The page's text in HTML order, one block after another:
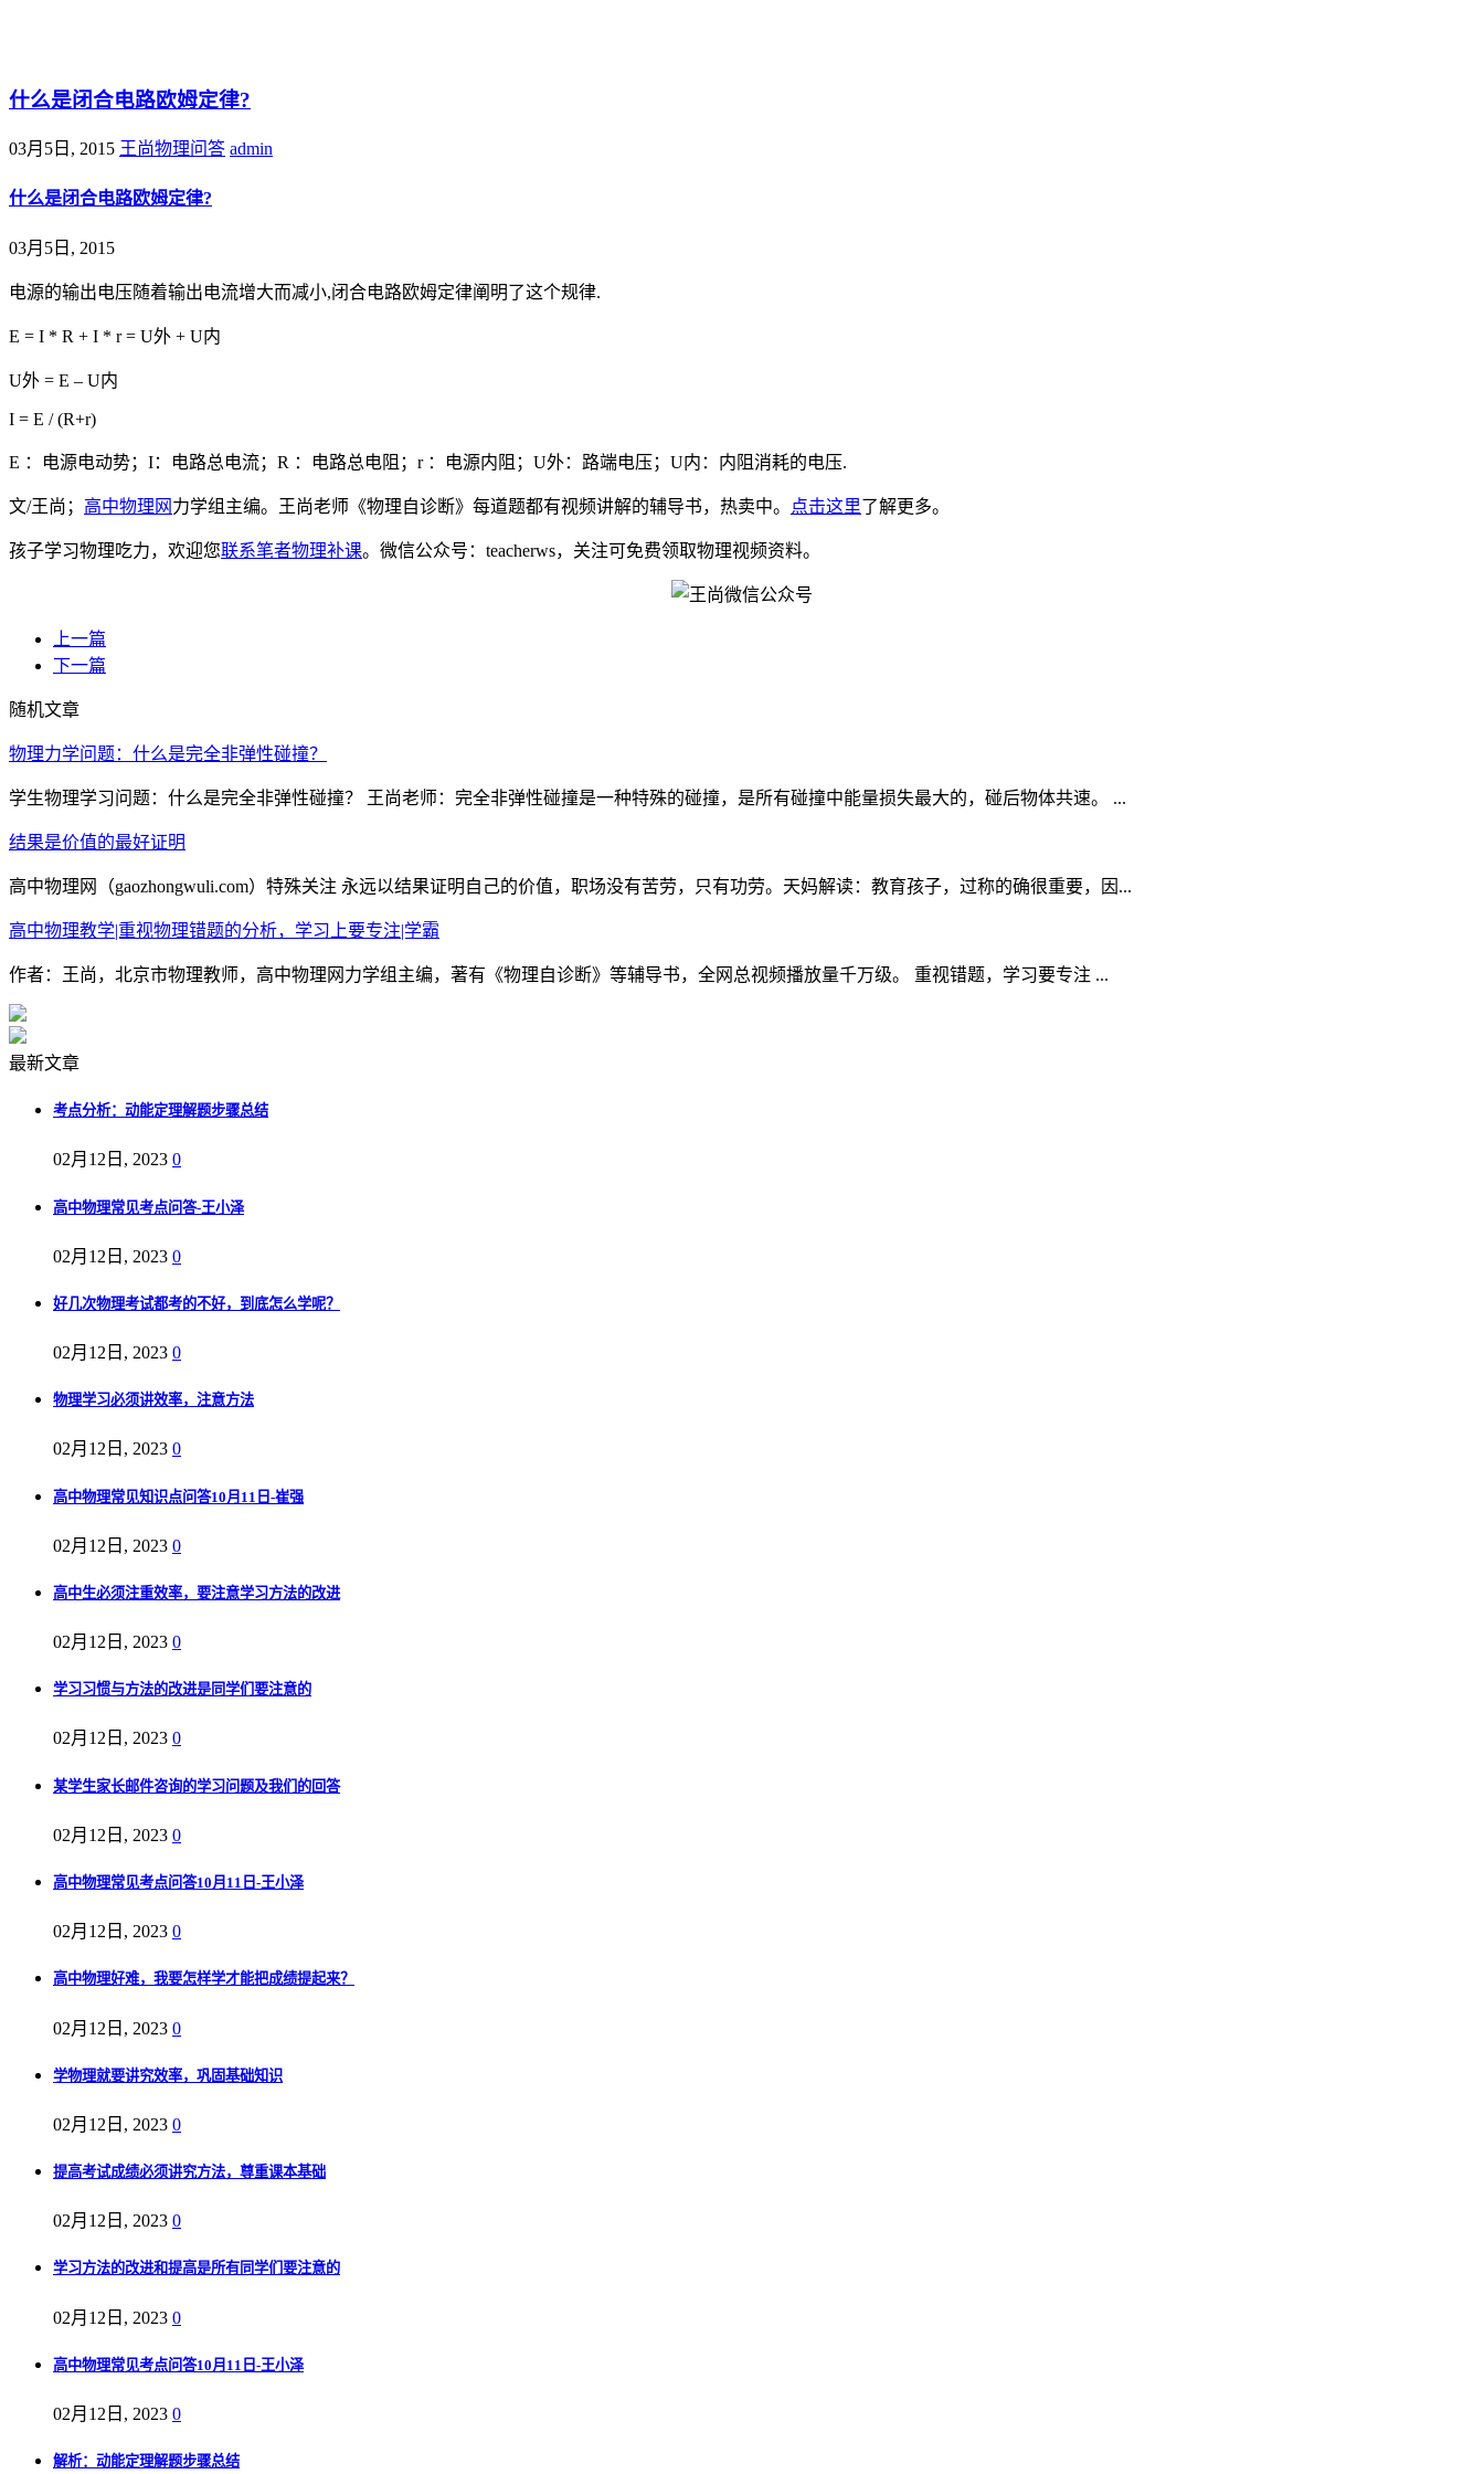
什么是闭合电路欧姆定律?
03月5日, 2015 王尚物理问答 admin
什么是闭合电路欧姆定律?
03月5日, 2015
电源的输出电压随着输出电流增大而减小,闭合电路欧姆定律阐明了这个规律.
E = I * R + I * r = U外 + U内
U外 = E – U内
I = E / (R+r)
E ：电源电动势；I：电路总电流；R ：电路总电阻；r ：电源内阻；U外：路端电压；U内：内阻消耗的电压.
文/王尚； 高中物理网 力学组主编。王尚老师《物理自诊断》每道题都有视频讲解的辅导书，热卖中。 点击这里了解更多。
孩子学习物理吃力，欢迎您联系笔者物理补课。微信公众号：teacherws，关注可免费领取物理视频资料。
上一篇
下一篇
随机文章
物理力学问题：什么是完全非弹性碰撞？
学生物理学习问题：什么是完全非弹性碰撞？ 王尚老师：完全非弹性碰撞是一种特殊的碰撞，是所有碰撞中能量损失最大的，碰后物体共速。 ...
结果是价值的最好证明
高中物理网（gaozhongwuli.com）特殊关注 永远以结果证明自己的价值，职场没有苦劳，只有功劳。天妈解读：教育孩子，过称的确很重要，因...
高中物理教学|重视物理错题的分析，学习上要专注|学霸
作者：王尚，北京市物理教师，高中物理网力学组主编，著有《物理自诊断》等辅导书，全网总视频播放量千万级。 重视错题，学习要专注 ...
最新文章
考点分析：动能定理解题步骤总结
02月12日, 2023 0
高中物理常见考点问答-王小泽
02月12日, 2023 0
好几次物理考试都考的不好，到底怎么学呢？
02月12日, 2023 0
物理学习必须讲效率，注意方法
02月12日, 2023 0
高中物理常见知识点问答10月11日-崔强
02月12日, 2023 0
高中生必须注重效率，要注意学习方法的改进
02月12日, 2023 0
学习习惯与方法的改进是同学们要注意的
02月12日, 2023 0
某学生家长邮件咨询的学习问题及我们的回答
02月12日, 2023 0
高中物理常见考点问答10月11日-王小泽
02月12日, 2023 0
高中物理好难，我要怎样学才能把成绩提起来？
02月12日, 2023 0
学物理就要讲究效率，巩固基础知识
02月12日, 2023 0
提高考试成绩必须讲究方法，尊重课本基础
02月12日, 2023 0
学习方法的改进和提高是所有同学们要注意的
02月12日, 2023 0
高中物理常见考点问答10月11日-王小泽
02月12日, 2023 0
解析：动能定理解题步骤总结